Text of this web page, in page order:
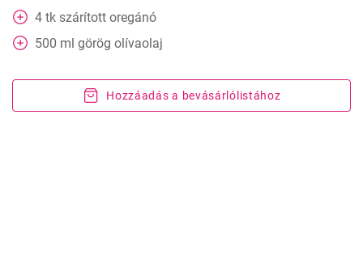
4 tk szárított oregánó
500 ml görög olívaolaj
Hozzáadás a bevásárlólistához